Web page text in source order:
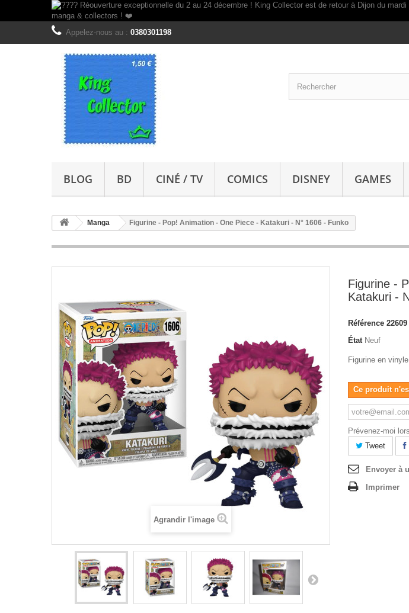
Appelez-nous au : 0380301198
BLOG BD CINÉ / TV COMICS DISNEY GAMES
Manga Figurine - Pop! Animation - One Piece - Katakuri - N° 1606 - Funko
Agrandir l'image
Figurine -
Katakuri -
Référence 22609
État Neuf
Figurine en
Ce produit
Prévenez-moi
Tweet
Envoyer à
Imprimer